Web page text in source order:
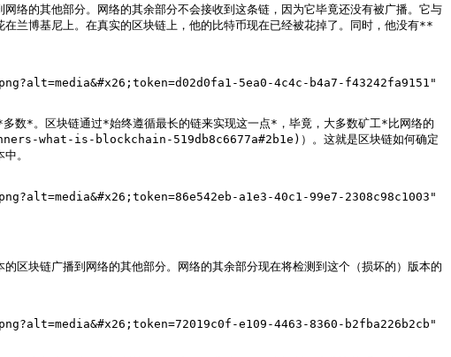
络的其他部分。网络的其余部分不会接收到这条链，因为它毕竟还没有被广播。它与
兰博基尼上。在真实的区块链上，他的比特币现在已经被花掉了。同时，他没有**
5ea0-4c4c-b4a7-f43242fa9151"
数*。区块链通过*始终遵循最长的链来实现这一点*，毕竟，大多数矿工*比网络的
what-is-blockchain-519db8c6677a#2b1e)）。这就是区块链如何确定
。
a1e3-40c1-99e7-2308c98c1003"
区块链广播到网络的其他部分。网络的其余部分现在将检测到这个（损坏的）版本的
e109-4463-8360-b2fba226b2cb"